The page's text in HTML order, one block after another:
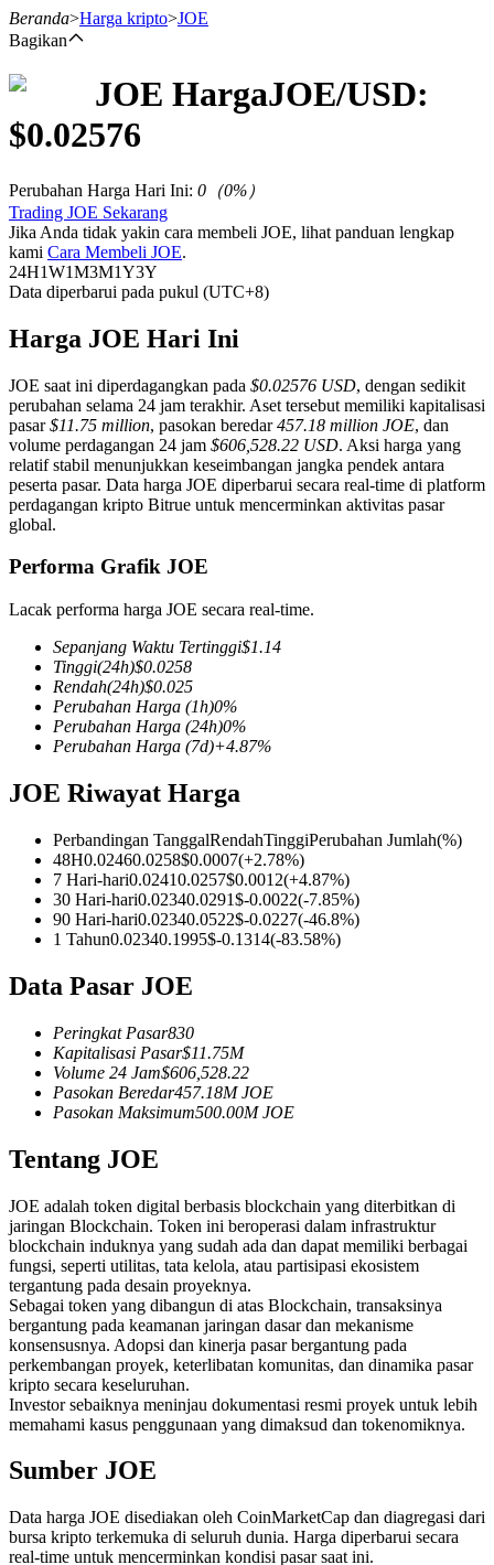
USDT Berjangka
TradFi
Derivatif saham, forex, logam mulia, dan komoditas
USDC Berjangka
Copy Trading
Bergabunglah dengan pedagang top
Nikmati pembagian keuntungan dan komisi copy trading
Beranda>Harga kripto>JOE
Bagikan
JOE HargaJOE/USD:
$0.02576
Perubahan Harga Hari Ini: 0 （0%）
Trading JOE Sekarang
Jika Anda tidak yakin cara membeli JOE, lihat panduan lengkap
kami Cara Membeli JOE.
24H1W1M3M1Y3Y
Data diperbarui pada pukul (UTC+8)
Harga JOE Hari Ini
JOE saat ini diperdagangkan pada $0.02576 USD, dengan sedikit
perubahan selama 24 jam terakhir. Aset tersebut memiliki kapitalisasi
pasar$11.75 million, pasokan beredar457.18 million JOE, dan
volume perdagangan 24 jam $606,528.22 USD. Aksi harga yang
relatif stabil menunjukkan keseimbangan jangka pendek antara
peserta pasar. Data harga JOE diperbarui secara real-time di platform
perdagangan kripto Bitrue untuk mencerminkan aktivitas pasar
global.
Performa Grafik JOE
Lacak performa harga JOE secara real-time.
Sepanjang Waktu Tertinggi$1.14
Tinggi(24h)$0.0258
Rendah(24h)$0.025
Perubahan Harga (1h)0%
Perubahan Harga (24h)0%
Perubahan Harga (7d)+4.87%
JOE Riwayat Harga
Perbandingan TanggalRendahTinggiPerubahan Jumlah(%)
48H0.02460.0258$0.0007(+2.78%)
7 Hari-hari0.02410.0257$0.0012(+4.87%)
30 Hari-hari0.02340.0291$-0.0022(-7.85%)
90 Hari-hari0.02340.0522$-0.0227(-46.8%)
1 Tahun0.02340.1995$-0.1314(-83.58%)
Data Pasar JOE
Peringkat Pasar830
Kapitalisasi Pasar$11.75M
Volume 24 Jam$606,528.22
Pasokan Beredar457.18M JOE
Pasokan Maksimum500.00M JOE
Tentang JOE
JOE adalah token digital berbasis blockchain yang diterbitkan di
jaringan Blockchain. Token ini beroperasi dalam infrastruktur
blockchain induknya yang sudah ada dan dapat memiliki berbagai
fungsi, seperti utilitas, tata kelola, atau partisipasi ekosistem
tergantung pada desain proyeknya.
Sebagai token yang dibangun di atas Blockchain, transaksinya
bergantung pada keamanan jaringan dasar dan mekanisme
konsensusnya. Adopsi dan kinerja pasar bergantung pada
perkembangan proyek, keterlibatan komunitas, dan dinamika pasar
kripto secara keseluruhan.
Investor sebaiknya meninjau dokumentasi resmi proyek untuk lebih
memahami kasus penggunaan yang dimaksud dan tokenomiknya.
Sumber JOE
Data harga JOE disediakan oleh CoinMarketCap dan diagregasi dari
bursa kripto terkemuka di seluruh dunia. Harga diperbarui secara
real-time untuk mencerminkan kondisi pasar saat ini.